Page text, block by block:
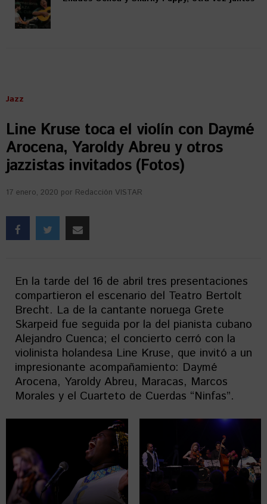
Jazz
Line Kruse toca el violín con Daymé
Arocena, Yaroldy Abreu y otros
jazzistas invitados (Fotos)
17 enero, 2020 por Redacción VISTAR
En la tarde del 16 de abril tres presentaciones
compartieron el escenario del Teatro Bertolt
Brecht. La de la cantante noruega Grete
Skarpeid fue seguida por la del pianista cubano
Alejandro Cuenca; el concierto cerró con la
violinista holandesa Line Kruse, que invitó a un
impresionante acompañamiento: Daymé
Arocena, Yaroldy Abreu, Maracas, Marcos
Morales y el Cuarteto de Cuerdas “Ninfas”.